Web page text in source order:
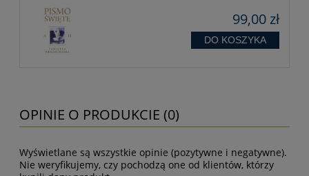
99,00 zł
DO KOSZYKA
OPINIE O PRODUKCIE (0)
Wyświetlane są wszystkie opinie (pozytywne i negatywne).
Nie weryfikujemy, czy pochodzą one od klientów, którzy